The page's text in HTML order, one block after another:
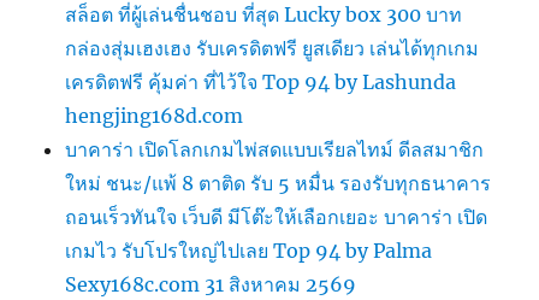
สล็อต ที่ผู้เล่นชื่นชอบ ที่สุด Lucky box 300 บาท
กล่องสุ่มเฮงเฮง รับเครดิตฟรี ยูสเดียว เล่นได้ทุกเกม
เครดิตฟรี คุ้มค่า ที่ไว้ใจ Top 94 by Lashunda
hengjing168d.com
บาคาร่า เปิดโลกเกมไพ่สดแบบเรียลไทม์ ดีลสมาชิก
ใหม่ ชนะ/แพ้ 8 ตาติด รับ 5 หมื่น รองรับทุกธนาคาร
ถอนเร็วทันใจ เว็บดี มีโต๊ะให้เลือกเยอะ บาคาร่า เปิด
เกมไว รับโปรใหญ่ไปเลย Top 94 by Palma
Sexy168c.com 31 สิงหาคม 2569